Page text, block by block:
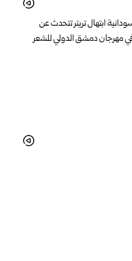
ابتهال تريتر تتحدث عن
مهرجان دمشق الدولي للشعر